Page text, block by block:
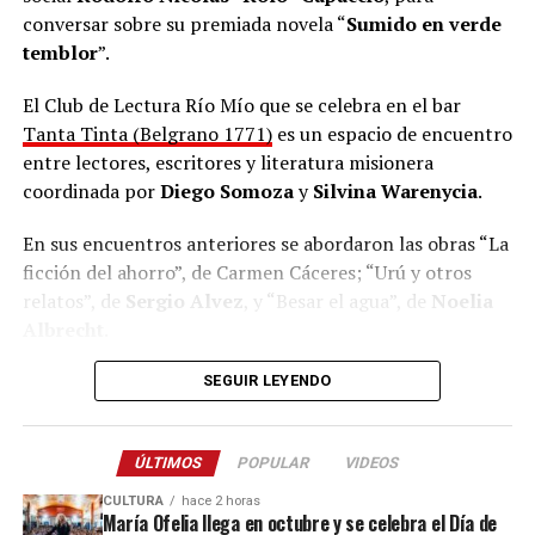
Hace un buen tiempo que Maniatic no se presenta en
vivo en Posadas, donde creció desde la infancia en las
artes. “Tengo fotos, pero ya no recuerdo bien qué fecha.
Pero es un placer para mí poder estar nuevamente en
suelo posadeño haciendo música”, agregó por la fecha de
este sábado en la murga.
conversar sobre su premiada novela “Sumido en verde
temblor”.
El Club de Lectura Río Mío que se celebra en el bar
Tanta Tinta (Belgrano 1771)es un espacio de encuentro
entre lectores, escritores y literatura misionera
coordinada porDiego SomozaySilvina Warenycia.
En sus encuentros anteriores se abordaron las obras “La
ficción del ahorro”, de Carmen Cáceres; “Urú y otros
relatos”, de Sergio Alvez , y “Besar el agua”, de Noelia
Todos son autores de Misiones, quienes visitan el
lugar a una conversación del público con el o la
escritora en cuestión.
SEGUIR LEYENDO
ÚLTIMOS POPULAR VIDEOS
CULTURA hace 2 horas
María Ofelia llega en octubre y se celebra el Día de